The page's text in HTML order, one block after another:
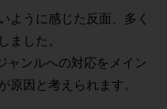
ように感じた反面、多く
した。
ャンルへの対応をメイン
原因と考えられます。